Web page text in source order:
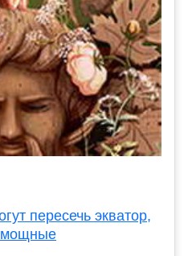
пересечь экватор,
мощные